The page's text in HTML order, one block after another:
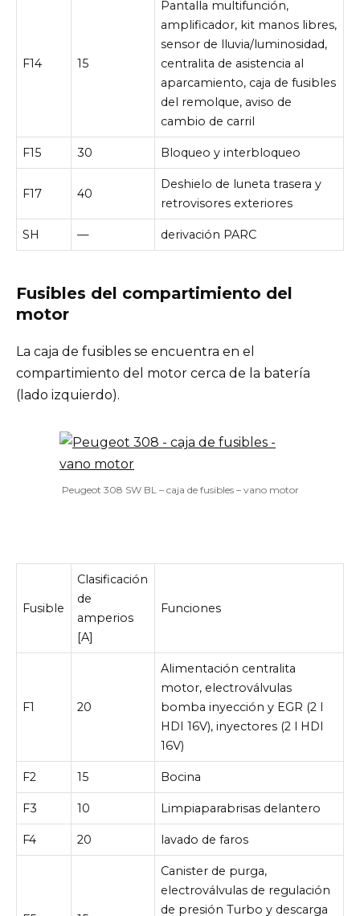
F14 15
Pantalla multifunción,
amplificador, kit manos libres,
sensor de lluvia/luminosidad,
centralita de asistencia al
aparcamiento, caja de fusibles
del remolque, aviso de
cambio de carril
F15 30 Bloqueo y interbloqueo
F17 40
Deshielo de luneta trasera y
retrovisores exteriores
SH — derivación PARC
Fusibles del compartimiento del
motor
La caja de fusibles se encuentra en el
compartimiento del motor cerca de la batería
(lado izquierdo).
Peugeot 308 SW BL – caja de fusibles – vano motor
Fusible
Clasificación
de
amperios
[A]
Funciones
F1 20
Alimentación centralita
motor, electroválvulas
bomba inyección y EGR (2 l
HDI 16V), inyectores (2 l HDI
16V)
F2 15 Bocina
F3 10 Limpiaparabrisas delantero
F4 20 lavado de faros
Canister de purga,
electroválvulas de regulación
de presión Turbo y descarga